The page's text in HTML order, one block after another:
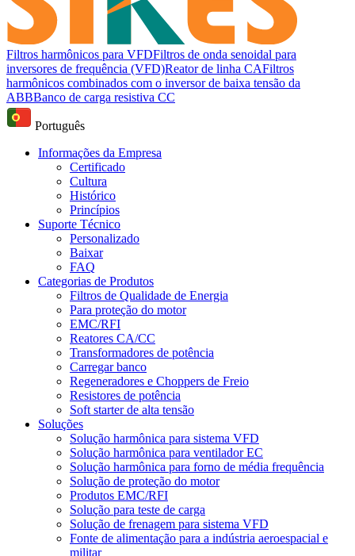
Filtros harmônicos para VFDFiltros de onda senoidal para
inversores de frequência (VFD)Reator de linha CAFiltros
harmônicos combinados com o inversor de baixa tensão da
ABBBanco de carga resistiva CC
Português
Informações da Empresa
Certificado
Cultura
Histórico
Princípios
Suporte Técnico
Personalizado
Baixar
FAQ
Categorias de Produtos
Filtros de Qualidade de Energia
Para proteção do motor
EMC/RFI
Reatores CA/CC
Transformadores de potência
Carregar banco
Regeneradores e Choppers de Freio
Resistores de potência
Soft starter de alta tensão
Soluções
Solução harmônica para sistema VFD
Solução harmônica para ventilador EC
Solução harmônica para forno de média frequência
Solução de proteção do motor
Produtos EMC/RFI
Solução para teste de carga
Solução de frenagem para sistema VFD
Fonte de alimentação para a indústria aeroespacial e
militar